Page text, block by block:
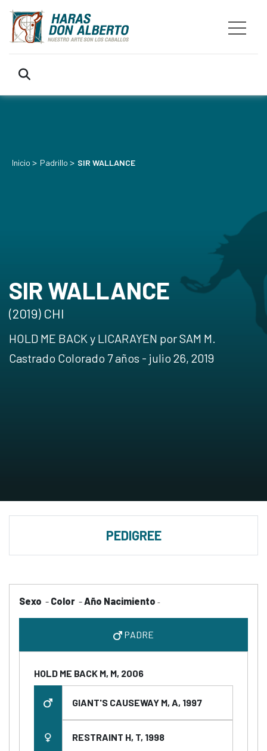
Inicio > Padrillo > SIR WALLANCE
SIR WALLANCE
(2019) CHI
HOLD ME BACK y LICARAYEN por SAM M.
Castrado Colorado 7 años - julio 26, 2019
PEDIGREE
Sexo - Color -Año Nacimiento -
PADRE
HOLD ME BACK M, M, 2006
GIANT'S CAUSEWAY M, A, 1997
RESTRAINT H, T, 1998